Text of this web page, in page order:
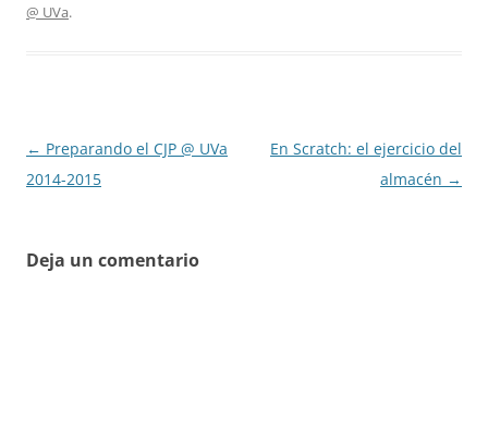
@ UVa.
Navegación
de
← Preparando el CJP @ UVa
2014-2015
En Scratch: el ejercicio del
almacén →
Deja un comentario